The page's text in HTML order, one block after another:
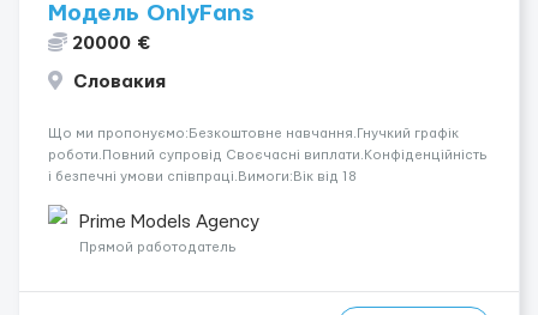
Модель OnlyFans
20000 €
Словакия
Що ми пропонуємо:Безкоштовне навчання.Гнучкий графік
роботи.Повний супровід Своєчасні виплати.Конфіденційність
і безпечні умови співпраці.Вимоги:Вік від 18
розвиватися.Досвід не обов’язковий.Якщо вас зацікавила
вакансія — залишайте відгук, і ми зв’яжемося ...
Prime Models Agency
Прямой работодатель